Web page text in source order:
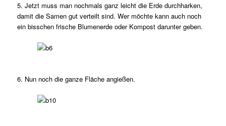
5. Jetzt muss man nochmals ganz leicht die Erde durchharken,
damit die Samen gut verteilt sind. Wer möchte kann auch noch
ein bisschen frische Blumenerde oder Kompost darunter geben.
6. Nun noch die ganze Fläche angießen.